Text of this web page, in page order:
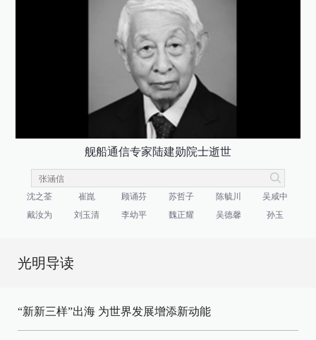
舰船通信专家陆建勋院士逝世
沈之荃 崔崑 顾诵芬 苏哲子 陈毓川
吴咸中
戴汝为
刘玉清 李幼平 魏正耀 吴德馨 孙玉
光明导读
“新新三样”出海 为世界发展增添新动能